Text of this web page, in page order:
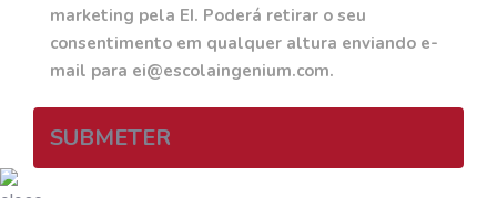
marketing pela EI. Poderá retirar o seu
consentimento em qualquer altura enviando e-
mail para ei@escolaingenium.com.
SUBMETER